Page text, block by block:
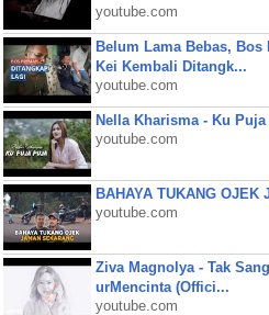
youtube.com
Belum Lama Bebas, Bos
Kei Kembali Ditangk...
youtube.com
Nella Kharisma - Ku
youtube.com
BAHAYA TUKANG OJEK
youtube.com
Ziva Magnolya - Tak
urMencinta (Offici...
youtube.com